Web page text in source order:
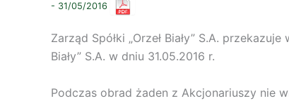
- 31/05/2016
Zarząd Spółki „Orzeł Biały” S.A.
Biały” S.A. w dniu 31.05.2016 r.
Podczas obrad żaden z Akcjonariuszy nie